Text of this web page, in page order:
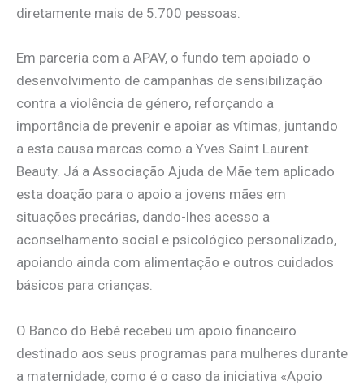
diretamente mais de 5.700 pessoas.
Em parceria com a APAV, o fundo tem apoiado o
desenvolvimento de campanhas de sensibilização
contra a violência de género, reforçando a
importância de prevenir e apoiar as vítimas, juntando
a esta causa marcas como a Yves Saint Laurent
Beauty. Já a Associação Ajuda de Mãe tem aplicado
esta doação para o apoio a jovens mães em
situações precárias, dando-lhes acesso a
aconselhamento social e psicológico personalizado,
apoiando ainda com alimentação e outros cuidados
básicos para crianças.
O Banco do Bebé recebeu um apoio financeiro
destinado aos seus programas para mulheres durante
a maternidade, como é o caso da iniciativa «Apoio